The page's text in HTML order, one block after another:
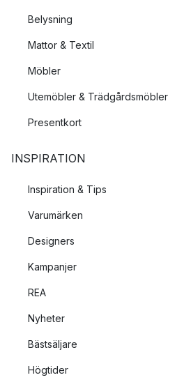
Belysning
Mattor & Textil
Möbler
Utemöbler & Trädgårdsmöbler
Presentkort
INSPIRATION
Inspiration & Tips
Varumärken
Designers
Kampanjer
REA
Nyheter
Bästsäljare
Högtider